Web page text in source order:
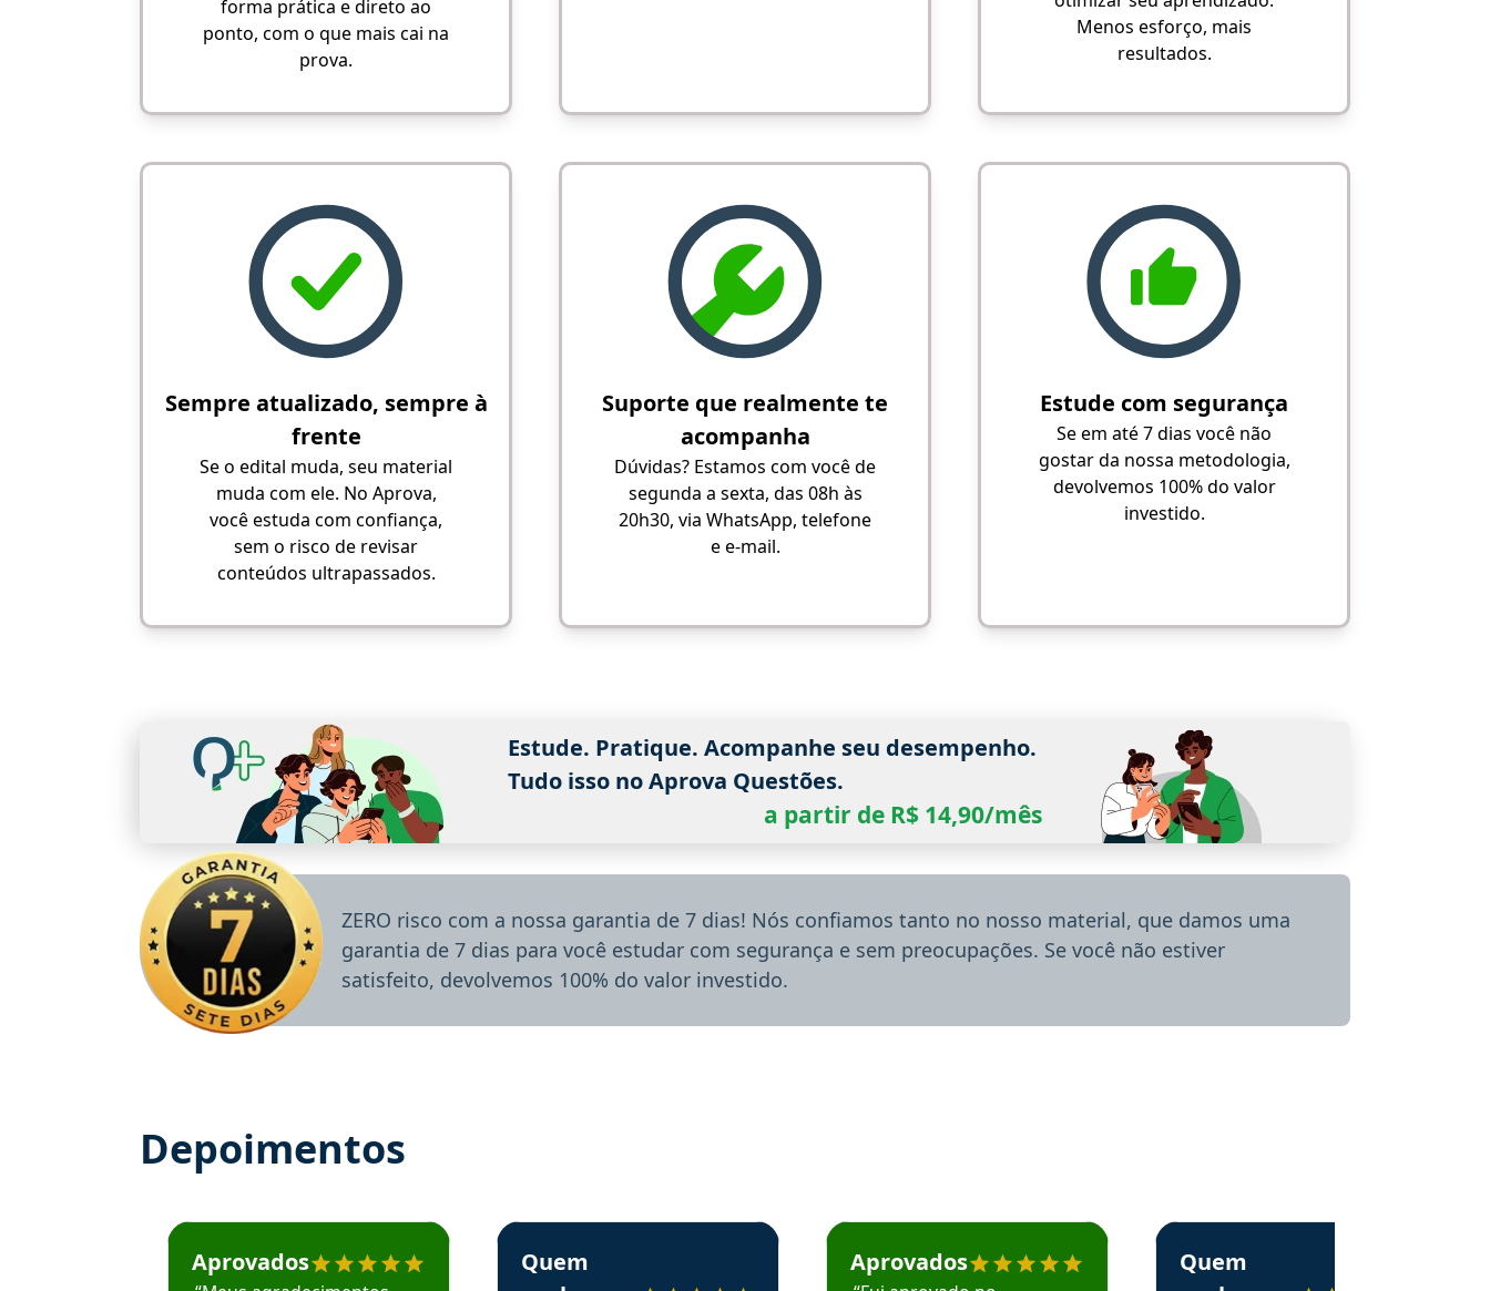
forma prática e direto ao
ponto, com o que mais cai na
prova.
Menos esforço, mais
resultados.
Sempre atualizado, sempre à
frente
Se o edital muda, seu material
muda com ele. No Aprova,
você estuda com confiança,
sem o risco de revisar
conteúdos ultrapassados.
Suporte que realmente te
acompanha
Dúvidas? Estamos com você de
segunda a sexta, das 08h às
20h30, via WhatsApp, telefone
e e-mail.
Estude com segurança
Se em até 7 dias você não
gostar da nossa metodologia,
devolvemos 100% do valor
investido.
Estude. Pratique. Acompanhe seu desempenho.
Tudo isso no Aprova Questões.
a partir de R$ 14,90/mês
ZERO risco com a nossa garantia de 7 dias! Nós confiamos tanto no nosso material, que damos uma
garantia de 7 dias para você estudar com segurança e sem preocupações. Se você não estiver
satisfeito, devolvemos 100% do valor investido.
Depoimentos
Estudante José recomenda o Aprova Concursos em depoimento
Aprovados
Estudante Sergio recomenda o Aprova Concursos em depoimento
Quem
Estudante Mário recomenda o Aprova Concursos em depoimento
Aprovados
Estudante Alessandra recomenda o Aprova
Quem